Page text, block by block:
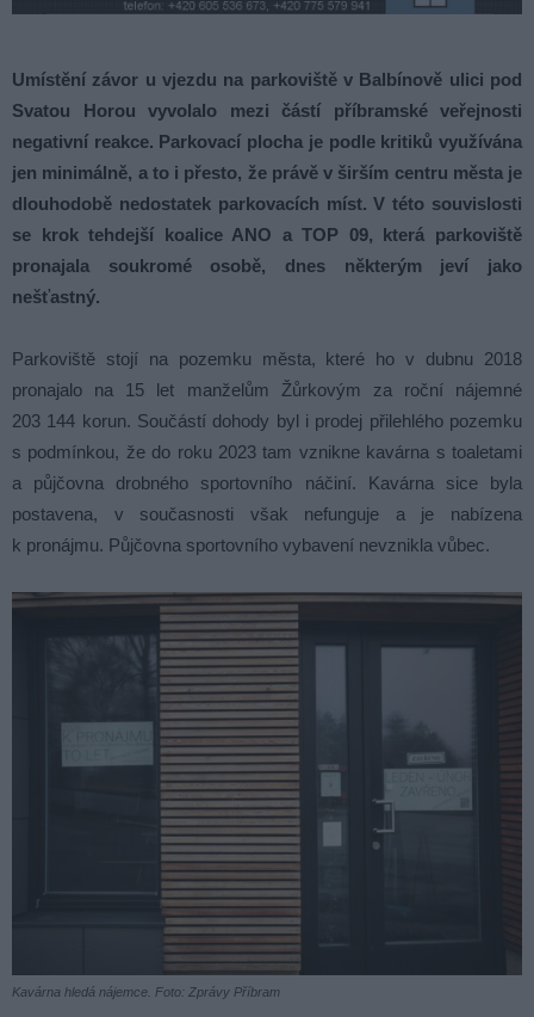
Umístění závor u vjezdu na parkoviště v Balbínově ulici pod
Svatou Horou vyvolalo mezi částí příbramské veřejnosti
negativní reakce. Parkovací plocha je podle kritiků využívána
jen minimálně, a to i přesto, že právě v širším centru města je
dlouhodobě nedostatek parkovacích míst. V této souvislosti
se krok tehdejší koalice ANO a TOP 09, která parkoviště
pronajala soukromé osobě, dnes některým jeví jako
nešťastný.
Parkoviště stojí na pozemku města, které ho v dubnu 2018
pronajalo na 15 let manželům Žůrkovým za roční nájemné
203 144 korun. Součástí dohody byl i prodej přilehlého pozemku
s podmínkou, že do roku 2023 tam vznikne kavárna s toaletami
a půjčovna drobného sportovního náčiní. Kavárna sice byla
postavena, v současnosti však nefunguje a je nabízena
k pronájmu. Půjčovna sportovního vybavení nevznikla vůbec.
Kavárna hledá nájemce. Foto: Zprávy Příbram